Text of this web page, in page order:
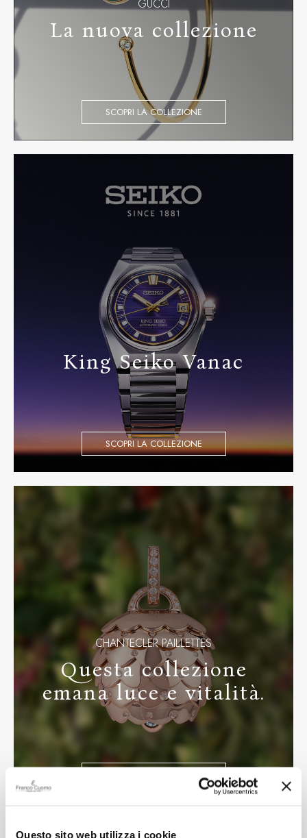
Questo sito web utilizza i cookie
GUCCI
La nuova collezione
SCOPRI LA COLLEZIONE
King Seiko Vanac
SCOPRI LA COLLEZIONE
CHANTECLER PAILLETTES
Questa collezione
emana luce e vitalità.
SCOPRI LA COLLEZIONE